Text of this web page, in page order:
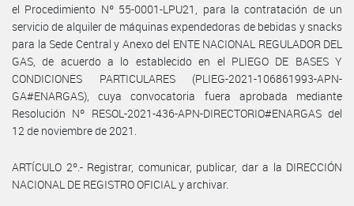
el Procedimiento Nº 55-0001-LPU21, para la contratación de un
servicio de alquiler de máquinas expendedoras de bebidas y snacks
para la Sede Central y Anexo del ENTE NACIONAL REGULADOR DEL
GAS, de acuerdo a lo establecido en el PLIEGO DE BASES Y
CONDICIONES PARTICULARES (PLIEG-2021-106861993-APN-
GA#ENARGAS), cuya convocatoria fuera aprobada mediante
Resolución Nº RESOL-2021-436-APN-DIRECTORIO#ENARGAS del
12 de noviembre de 2021.
ARTÍCULO 2º.- Registrar, comunicar, publicar, dar a la DIRECCIÓN
NACIONAL DE REGISTRO OFICIAL y archivar.